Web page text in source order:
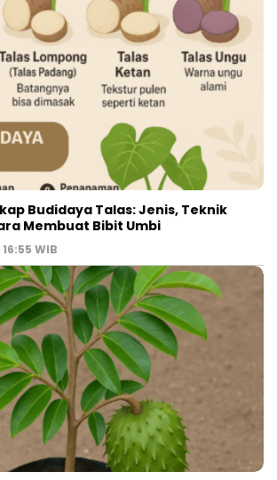
Budidaya Talas: Jenis, Teknik
Membuat Bibit Umbi
WIB